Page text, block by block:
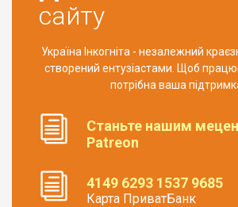
сайту
Україна Інкогніта - незалежний
створений ентузіастами. Щоб
потрібна ваша
Станьте нашим
Patreon
4149 6293 1537 9685
Карта ПриватБанк